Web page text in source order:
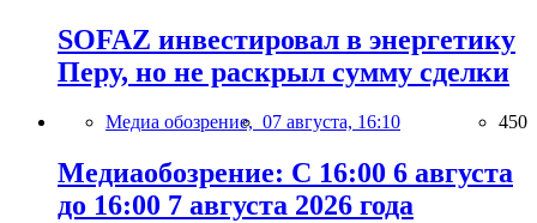
SOFAZ инвестировал в энергетику
Перу, но не раскрыл сумму сделки
Медиа обозрение, 07 августа, 16:10 450
Медиаобозрение: С 16:00 6 августа
до 16:00 7 августа 2026 года